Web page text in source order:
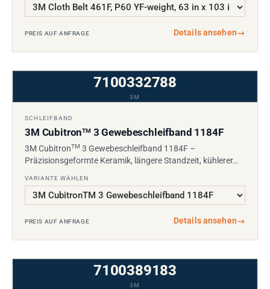
PREIS AUF ANFRAGE Details ansehen→
7100332788
3M
SCHLEIFBAND
3M CubitronTM3 Gewebeschleifband 1184F
3M CubitronTM 3 Gewebeschleifband 1184F –
Präzisionsgeformte Keramik, längere Standzeit, kühlerer…
VARIANTE WÄHLEN
PREIS AUF ANFRAGE Details ansehen→
7100389183
3M